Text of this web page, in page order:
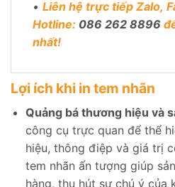
• Liên hệ trực tiếp Zalo,
Hotline: 086 262 8896
nhất!
Lợi ích khi in tem nhãn
Quảng bá thương hiệu và
công cụ trực quan để thể
hiệu, thông điệp và giá trị
tem nhãn ấn tượng giúp
hàng, thu hút sự chú ý của